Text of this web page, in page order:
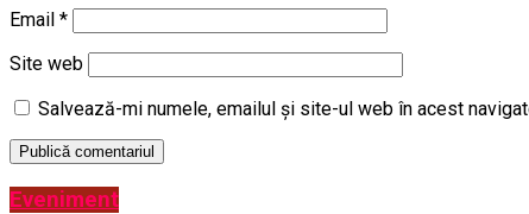
Email *
Site web
Salvează-mi numele, emailul și site-ul web în acest
Eveniment